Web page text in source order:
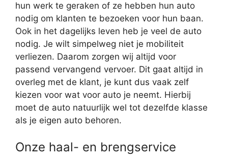
hun werk te geraken of ze hebben hun auto
nodig om klanten te bezoeken voor hun baan.
Ook in het dagelijks leven heb je veel de auto
nodig. Je wilt simpelweg niet je mobiliteit
verliezen. Daarom zorgen wij altijd voor
passend vervangend vervoer. Dit gaat altijd in
overleg met de klant, je kunt dus vaak zelf
kiezen voor wat voor auto je neemt. Hierbij
moet de auto natuurlijk wel tot dezelfde klasse
als je eigen auto behoren.
Onze haal- en brengservice